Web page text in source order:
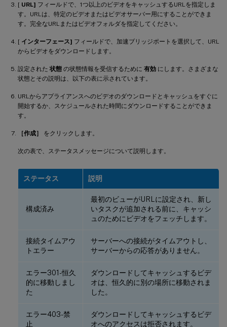
[ URL] フィールドで、1つ以上のビデオをキャッシュするURLを指定しま
す。URLは、特定のビデオまたはビデオサーバー用にすることができま
す。完全なURLまたはビデオフォルダを指定してください。
[ インターフェース] フィールドで、加速ブリッジポートを選択して、URL
からビデオをダウンロードします。
設定された 状態 の状態情報を受信するために 有効 にします。さまざまな
状態とその説明は、以下の表に示されています。
URLからアプライアンスへのビデオのダウンロードとキャッシュをすぐに
開始するか、スケジュールされた時間にダウンロードすることができま
す。
［作成］ をクリックします。
次の表で、ステータスメッセージについて説明します。
ステータス 説明
構成済み
最初のビューがURLに設定され、新し
いタスクが追加される前に、キャッシ
ュのためにビデオをフェッチします。
接続タイムアウ
トエラー
サーバーへの接続がタイムアウトし、
サーバーからの応答がありません。
エラー301-恒久
的に移動しまし
た
ダウンロードしてキャッシュするビデ
オは、恒久的に別の場所に移動されま
した。
エラー403-禁
止
ダウンロードしてキャッシュするビデ
オへのアクセスは拒否されます。